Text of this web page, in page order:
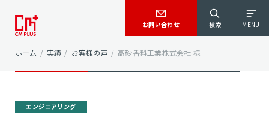
検索 MENU
お問い合わせ
ホーム / 実績 / お客様の声 / 高砂香料工業株式会社 様
エンジニアリング